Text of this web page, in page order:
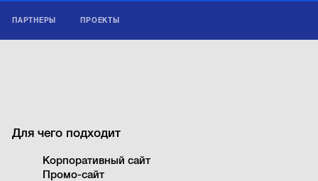
ПАРТНЕРЫ ПРОЕКТЫ
Для чего подходит
Корпоративный сайт
Промо-сайт